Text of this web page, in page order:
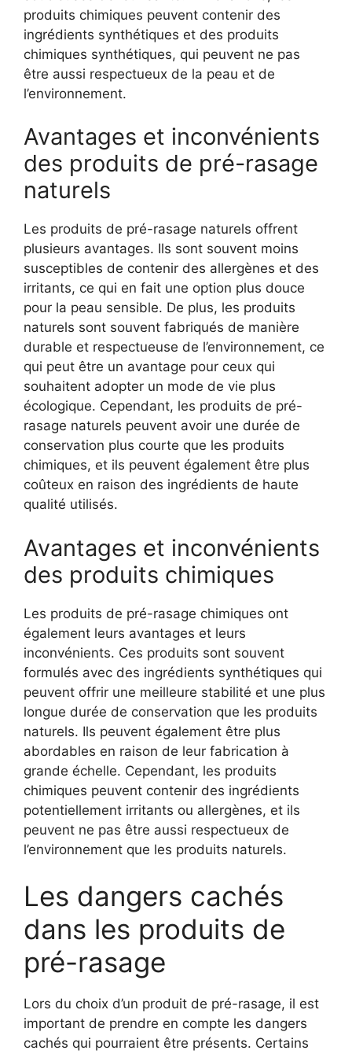
produits chimiques peuvent contenir des
ingrédients synthétiques et des produits
chimiques synthétiques, qui peuvent ne pas
être aussi respectueux de la peau et de
l’environnement.
Avantages et inconvénients
des produits de pré-rasage
naturels
Les produits de pré-rasage naturels offrent
plusieurs avantages. Ils sont souvent moins
susceptibles de contenir des allergènes et des
irritants, ce qui en fait une option plus douce
pour la peau sensible. De plus, les produits
naturels sont souvent fabriqués de manière
durable et respectueuse de l’environnement, ce
qui peut être un avantage pour ceux qui
souhaitent adopter un mode de vie plus
écologique. Cependant, les produits de pré-
rasage naturels peuvent avoir une durée de
conservation plus courte que les produits
chimiques, et ils peuvent également être plus
coûteux en raison des ingrédients de haute
qualité utilisés.
Avantages et inconvénients
des produits chimiques
Les produits de pré-rasage chimiques ont
également leurs avantages et leurs
inconvénients. Ces produits sont souvent
formulés avec des ingrédients synthétiques qui
peuvent offrir une meilleure stabilité et une plus
longue durée de conservation que les produits
naturels. Ils peuvent également être plus
abordables en raison de leur fabrication à
grande échelle. Cependant, les produits
chimiques peuvent contenir des ingrédients
potentiellement irritants ou allergènes, et ils
peuvent ne pas être aussi respectueux de
l’environnement que les produits naturels.
Les dangers cachés
dans les produits de
pré-rasage
Lors du choix d’un produit de pré-rasage, il est
important de prendre en compte les dangers
cachés qui pourraient être présents. Certains